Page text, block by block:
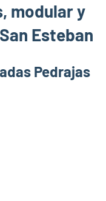
modular y
Esteban
Pedrajas